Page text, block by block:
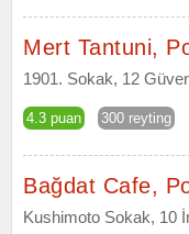
Mert Tantuni,
1901. Sokak, 12
4.3 puan 300 reyting
Bağdat Cafe,
Kushimoto Sokak, 10